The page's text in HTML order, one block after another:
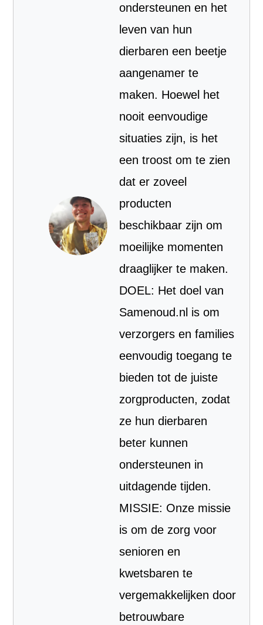
ondersteunen en het
leven van hun
dierbaren een beetje
aangenamer te
maken. Hoewel het
nooit eenvoudige
situaties zijn, is het
een troost om te zien
dat er zoveel
producten
beschikbaar zijn om
moeilijke momenten
draaglijker te maken.
DOEL: Het doel van
Samenoud.nl is om
verzorgers en families
eenvoudig toegang te
bieden tot de juiste
zorgproducten, zodat
ze hun dierbaren
beter kunnen
ondersteunen in
uitdagende tijden.
MISSIE: Onze missie
is om de zorg voor
senioren en
kwetsbaren te
vergemakkelijken door
betrouwbare